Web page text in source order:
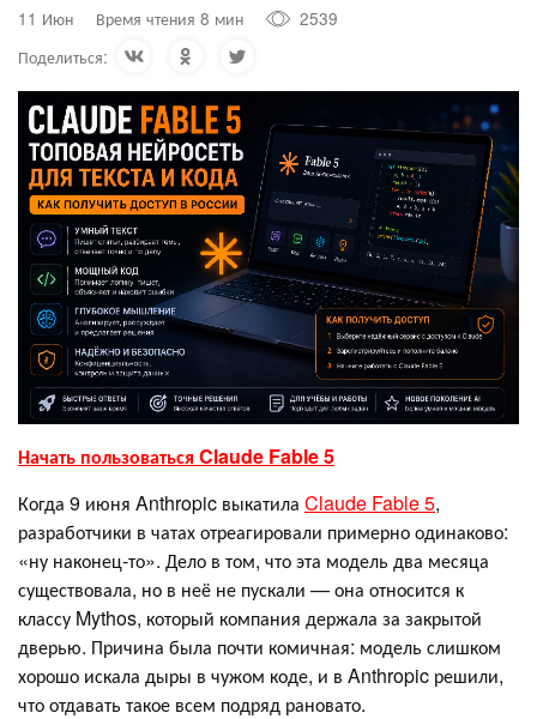
11 Июн Время чтения 8 мин
2539
Поделиться:
Начать пользоваться Claude Fable 5
Когда 9 июня Anthropic выкатила Claude Fable 5,
разработчики в чатах отреагировали примерно одинаково:
«ну наконец-то». Дело в том, что эта модель два месяца
существовала, но в неё не пускали — она относится к
классу Mythos, который компания держала за закрытой
дверью. Причина была почти комичная: модель слишком
хорошо искала дыры в чужом коде, и в Anthropic решили,
что отдавать такое всем подряд рановато.